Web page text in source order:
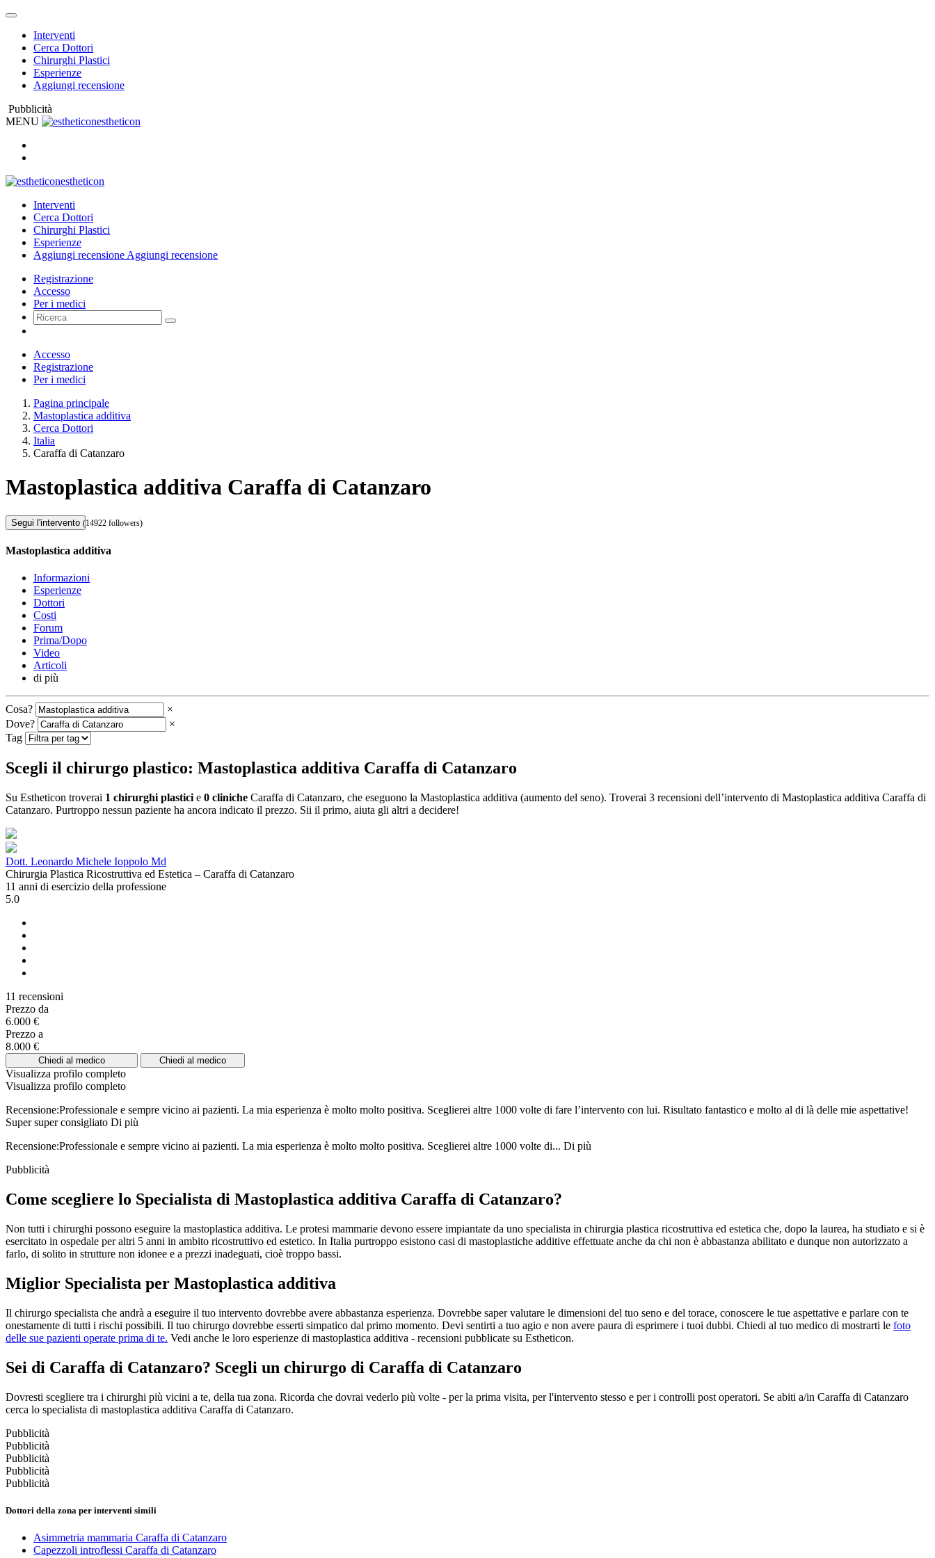
Interventi
Cerca Dottori
Chirurghi Plastici
Esperienze
Aggiungi recensione
Pubblicità
MENU
estheticon
estheticon
Interventi
Cerca Dottori
Chirurghi Plastici
Esperienze
Aggiungi recensione Aggiungi recensione
Registrazione
Accesso
Per i medici
Accesso
Registrazione
Per i medici
Pagina principale
Mastoplastica additiva
Cerca Dottori
Italia
Caraffa di Catanzaro
Mastoplastica additiva Caraffa di Catanzaro
Segui l'intervento (14922 followers)
Mastoplastica additiva
Informazioni
Esperienze
Dottori
Costi
Forum
Prima/Dopo
Video
Articoli
di più
Cosa?
×
Dove?
×
Tag
Scegli il chirurgo plastico: Mastoplastica additiva Caraffa di Catanzaro
Su Estheticon troverai 1 chirurghi plastici e 0 cliniche Caraffa di Catanzaro, che eseguono la Mastoplastica additiva (aumento del seno). Troverai 3 recensioni dell’intervento di Mastoplastica additiva Caraffa di
Catanzaro. Purtroppo nessun paziente ha ancora indicato il prezzo. Sii il primo, aiuta gli altri a decidere!
Dott. Leonardo Michele Ioppolo Md
Chirurgia Plastica Ricostruttiva ed Estetica – Caraffa di Catanzaro
11 anni di esercizio della professione
5.0
11 recensioni
Prezzo da
6.000 €
Prezzo a
8.000 €
Chiedi al medico Chiedi al medico
Visualizza profilo completo
Visualizza profilo completo
Recensione:Professionale e sempre vicino ai pazienti. La mia esperienza è molto molto positiva. Sceglierei altre 1000 volte di fare l’intervento con lui. Risultato fantastico e molto al di là delle mie aspettative!
Super super consigliato Di più
Recensione:Professionale e sempre vicino ai pazienti. La mia esperienza è molto molto positiva. Sceglierei altre 1000 volte di... Di più
Pubblicità
Come scegliere lo Specialista di Mastoplastica additiva Caraffa di Catanzaro?
Non tutti i chirurghi possono eseguire la mastoplastica additiva. Le protesi mammarie devono essere impiantate da uno specialista in chirurgia plastica ricostruttiva ed estetica che, dopo la laurea, ha studiato e si è
esercitato in ospedale per altri 5 anni in ambito ricostruttivo ed estetico. In Italia purtroppo esistono casi di mastoplastiche additive effettuate anche da chi non è abbastanza abilitato e dunque non autorizzato a
farlo, di solito in strutture non idonee e a prezzi inadeguati, cioè troppo bassi.
Miglior Specialista per Mastoplastica additiva
Il chirurgo specialista che andrà a eseguire il tuo intervento dovrebbe avere abbastanza esperienza. Dovrebbe saper valutare le dimensioni del tuo seno e del torace, conoscere le tue aspettative e parlare con te
onestamente di tutti i rischi possibili. Il tuo chirurgo dovrebbe esserti simpatico dal primo momento. Devi sentirti a tuo agio e non avere paura di esprimere i tuoi dubbi. Chiedi al tuo medico di mostrarti le foto
delle sue pazienti operate prima di te. Vedi anche le loro esperienze di mastoplastica additiva - recensioni pubblicate su Estheticon.
Sei di Caraffa di Catanzaro? Scegli un chirurgo di Caraffa di Catanzaro
Dovresti scegliere tra i chirurghi più vicini a te, della tua zona. Ricorda che dovrai vederlo più volte - per la prima visita, per l'intervento stesso e per i controlli post operatori. Se abiti a/in Caraffa di Catanzaro
cerca lo specialista di mastoplastica additiva Caraffa di Catanzaro.
Pubblicità
Pubblicità
Pubblicità
Pubblicità
Pubblicità
Dottori della zona per interventi simili
Asimmetria mammaria Caraffa di Catanzaro
Capezzoli introflessi Caraffa di Catanzaro